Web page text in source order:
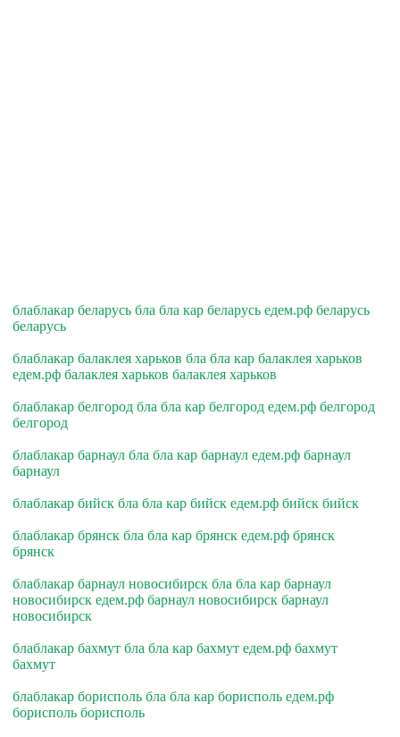
блаблакар беларусь бла бла кар беларусь едем.рф беларусь
беларусь
блаблакар балаклея харьков бла бла кар балаклея харьков
едем.рф балаклея харьков балаклея харьков
блаблакар белгород бла бла кар белгород едем.рф белгород
белгород
блаблакар барнаул бла бла кар барнаул едем.рф барнаул
барнаул
блаблакар бийск бла бла кар бийск едем.рф бийск бийск
блаблакар брянск бла бла кар брянск едем.рф брянск
брянск
блаблакар барнаул новосибирск бла бла кар барнаул
новосибирск едем.рф барнаул новосибирск барнаул
новосибирск
блаблакар бахмут бла бла кар бахмут едем.рф бахмут
бахмут
блаблакар борисполь бла бла кар борисполь едем.рф
борисполь борисполь